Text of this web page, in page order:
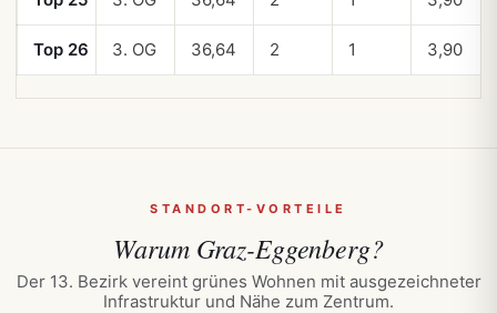
Top 26 3. OG 36,64 2 1 3,90
STANDORT-VORTEILE
Warum Graz-Eggenberg?
Der 13. Bezirk vereint grünes Wohnen mit ausgezeichneter
Infrastruktur und Nähe zum Zentrum.